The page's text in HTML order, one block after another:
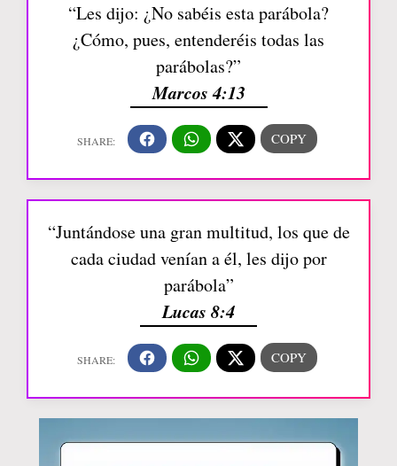
“Les dijo: ¿No sabéis esta parábola?
¿Cómo, pues, entenderéis todas las
parábolas?”
Marcos 4:13
“Juntándose una gran multitud, los que de
cada ciudad venían a él, les dijo por
parábola”
Lucas 8:4